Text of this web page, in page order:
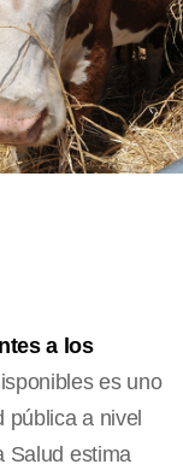
a los
es uno
pública a nivel
Salud estima